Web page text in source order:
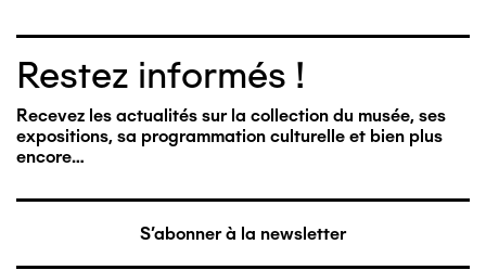
Restez informés !
Recevez les actualités sur la collection du musée, ses
expositions, sa programmation culturelle et bien plus
encore…
S'abonner à la newsletter